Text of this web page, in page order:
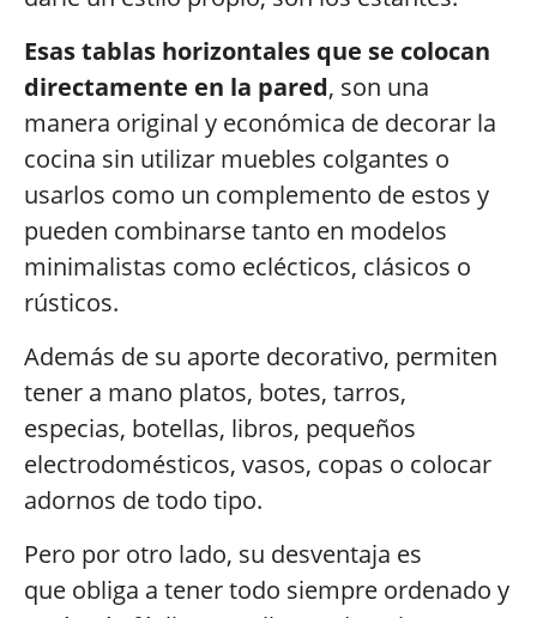
Esas tablas horizontales que se colocan
directamente en la pared, son una
manera original y económica de decorar la
cocina sin utilizar muebles colgantes o
usarlos como un complemento de estos y
pueden combinarse tanto en modelos
minimalistas como eclécticos, clásicos o
rústicos.
Además de su aporte decorativo, permiten
tener a mano platos, botes, tarros,
especias, botellas, libros, pequeños
electrodomésticos, vasos, copas o colocar
adornos de todo tipo.
Pero por otro lado, su desventaja es
que obliga a tener todo siempre ordenado y